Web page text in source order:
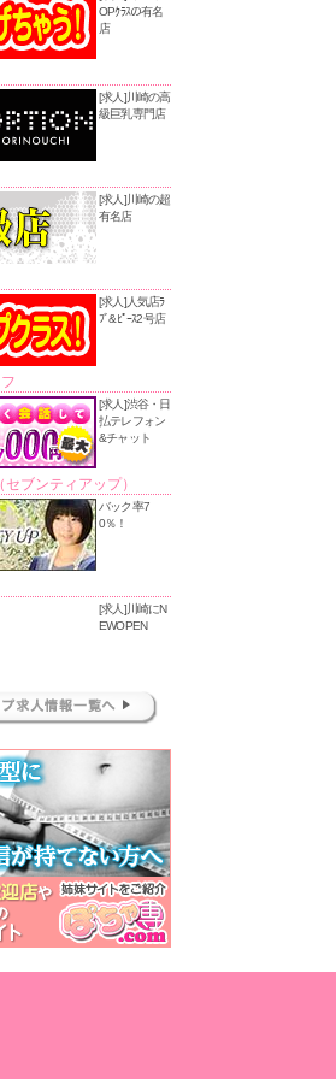
OPｸﾗｽの有名
店
[求人]川崎の高
級巨乳専門店
[求人]川崎の超
有名店
[求人]人気店ﾗ
ﾌﾞ&ﾋﾟｰｽ2号店
[求人]渋谷・日
払テレフォン
&チャット
ブンティアップ）
バック率7
0％！
[求人]川崎にN
EWOPEN